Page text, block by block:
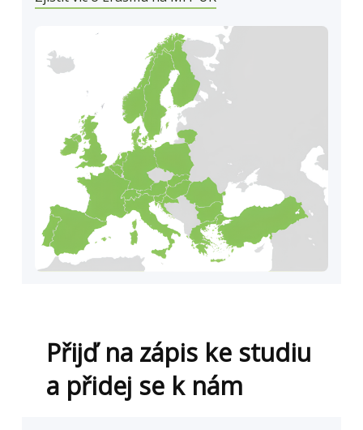
Přijď na zápis ke studiu
a přidej se k nám